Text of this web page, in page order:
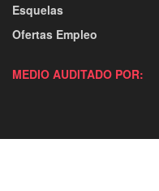
Esquelas
Ofertas Empleo
MEDIO AUDITADO POR: